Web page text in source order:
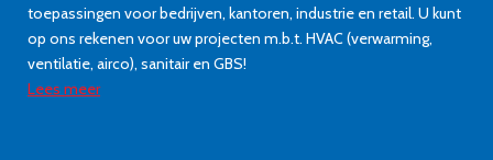
toepassingen voor bedrijven, kantoren, industrie en retail. U kunt
op ons rekenen voor uw projecten m.b.t. HVAC (verwarming,
ventilatie, airco), sanitair en GBS!
Lees meer